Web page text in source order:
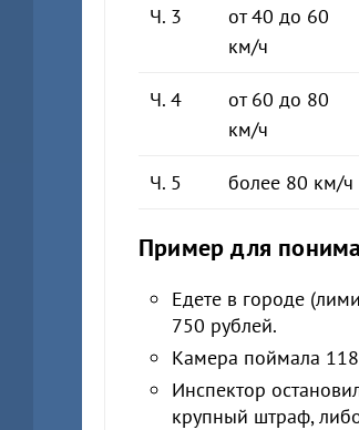
Ч. 3
от 40 до 60
км/ч
Ч. 4
от 60 до 80
км/ч
Ч. 5 более 80 км/ч
Пример для
Едете в городе
750 рублей.
Камера поймала
Инспектор
крупный штраф,